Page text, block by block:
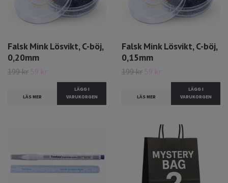
Falsk Mink Lösvikt, C-böj,
0,20mm
199 kr 59 kr
LÄS MER
LÄGG I
VARUKORGEN
Falsk Mink Lösvikt, C-böj,
0,15mm
199 kr 59 kr
LÄS MER
LÄGG I
VARUKORGEN